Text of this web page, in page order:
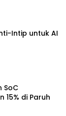
Intip untuk AI
SoC
15% di Paruh